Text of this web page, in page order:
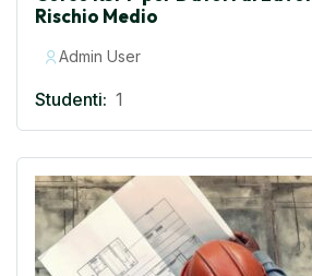
Rischio Medio
Admin User
Studenti: 1